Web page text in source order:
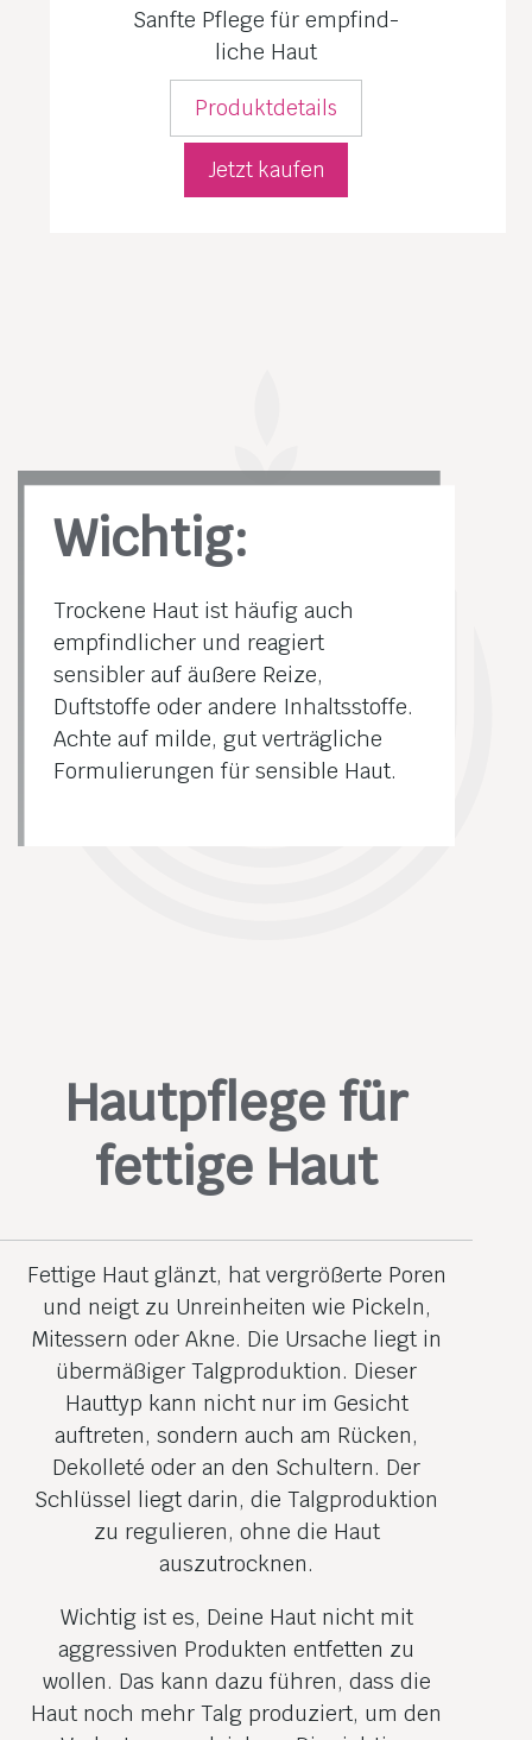
Sanfte Pflege für empfind­
liche Haut
Produktdetails
Jetzt kaufen
Wichtig:
Trockene Haut ist häufig auch
empfindlicher und reagiert
sensibler auf äußere Reize,
Duftstoffe oder andere Inhaltsstoffe.
Achte auf milde, gut verträgliche
Formulierungen für sensible Haut.
Hautpflege für
fettige Haut
Fettige Haut glänzt, hat vergrößerte Poren
und neigt zu Unreinheiten wie Pickeln,
Mitessern oder Akne. Die Ursache liegt in
übermäßiger Talgproduktion. Dieser
Hauttyp kann nicht nur im Gesicht
auftreten, sondern auch am Rücken,
Dekolleté oder an den Schultern. Der
Schlüssel liegt darin, die Talgproduktion
zu regulieren, ohne die Haut
auszutrocknen.
Wichtig ist es, Deine Haut nicht mit
aggressiven Produkten entfetten zu
wollen. Das kann dazu führen, dass die
Haut noch mehr Talg produziert, um den